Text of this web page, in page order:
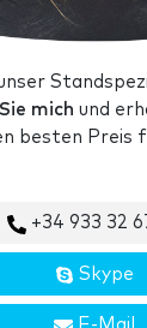
mich und
besten Preis
+34 933 32
Skype